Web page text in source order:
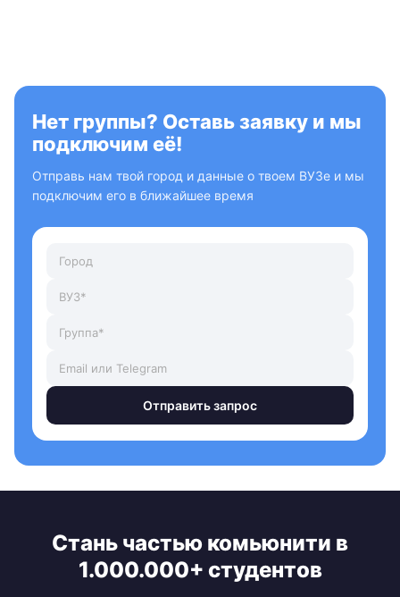
Нет группы? Оставь заявку и мы
подключим её!
Отправь нам твой город и данные о твоем ВУЗе и мы
подключим его в ближайшее время
Отправить запрос
Стань частью комьюнити в
1.000.000+ студентов